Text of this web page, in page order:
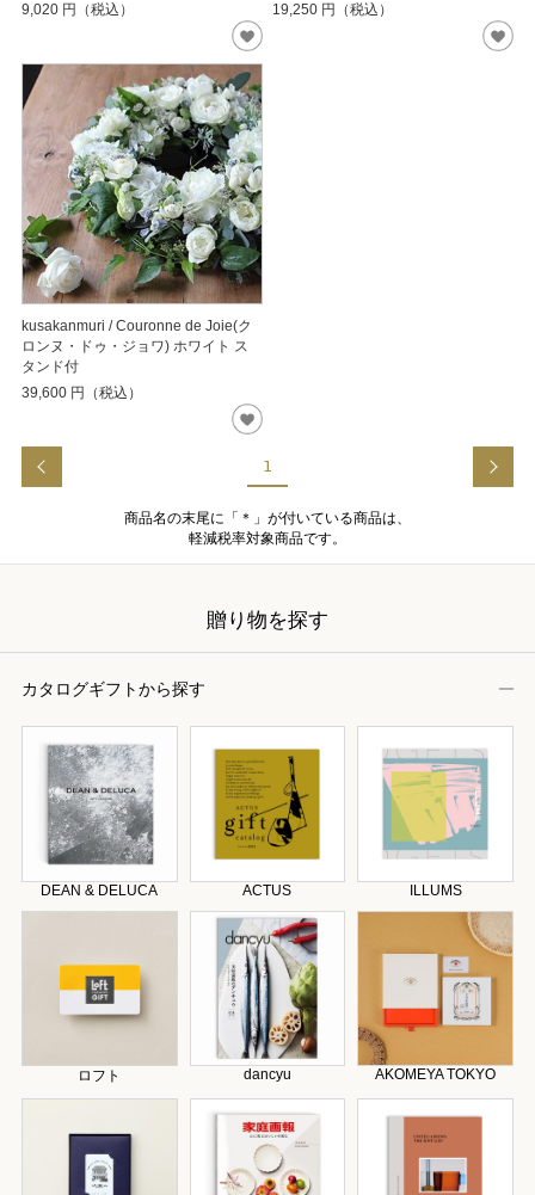
9,020 円（税込）
19,250 円（税込）
kusakanmuri / Couronne de Joie(ク
ロンヌ・ドゥ・ジョワ) ホワイト ス
タンド付
39,600 円（税込）
1
商品名の末尾に「＊」が付いている商品は、
軽減税率対象商品です。
贈り物を探す
カタログギフトから探す
DEAN & DELUCA ACTUS ILLUMS
ロフト dancyu AKOMEYA TOKYO